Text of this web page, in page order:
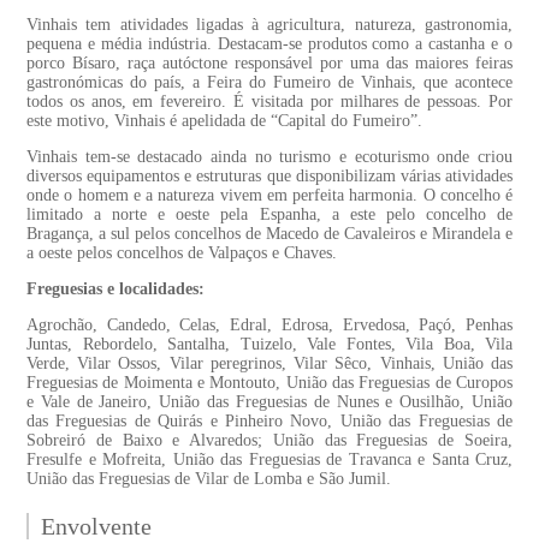
Vinhais tem atividades ligadas à agricultura, natureza, gastronomia,
pequena e média indústria. Destacam-se produtos como a castanha e o
porco Bísaro, raça autóctone responsável por uma das maiores feiras
gastronómicas do país, a Feira do Fumeiro de Vinhais, que acontece
todos os anos, em fevereiro. É visitada por milhares de pessoas. Por
este motivo, Vinhais é apelidada de “Capital do Fumeiro”.
Vinhais tem-se destacado ainda no turismo e ecoturismo onde criou
diversos equipamentos e estruturas que disponibilizam várias atividades
onde o homem e a natureza vivem em perfeita harmonia. O concelho é
limitado a norte e oeste pela Espanha, a este pelo concelho de
Bragança, a sul pelos concelhos de Macedo de Cavaleiros e Mirandela e
a oeste pelos concelhos de Valpaços e Chaves.
Freguesias e localidades:
Agrochão, Candedo, Celas, Edral, Edrosa, Ervedosa, Paçó, Penhas
Juntas, Rebordelo, Santalha, Tuizelo, Vale Fontes, Vila Boa, Vila
Verde, Vilar Ossos, Vilar peregrinos, Vilar Sêco, Vinhais, União das
Freguesias de Moimenta e Montouto, União das Freguesias de Curopos
e Vale de Janeiro, União das Freguesias de Nunes e Ousilhão, União
das Freguesias de Quirás e Pinheiro Novo, União das Freguesias de
Sobreiró de Baixo e Alvaredos; União das Freguesias de Soeira,
Fresulfe e Mofreita, União das Freguesias de Travanca e Santa Cruz,
União das Freguesias de Vilar de Lomba e São Jumil.
Envolvente